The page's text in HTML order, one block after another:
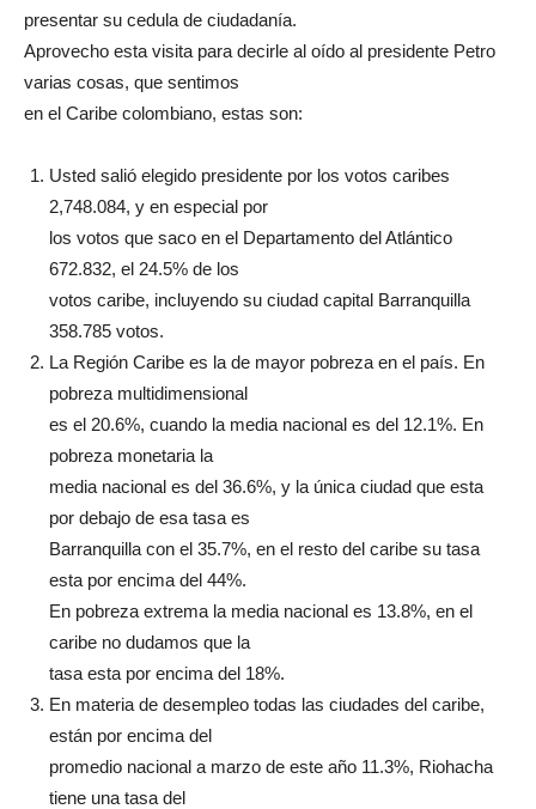
presentar su cedula de ciudadanía.
Aprovecho esta visita para decirle al oído al presidente Petro
varias cosas, que sentimos
en el Caribe colombiano, estas son:
Usted salió elegido presidente por los votos caribes
2,748.084, y en especial por
los votos que saco en el Departamento del Atlántico
672.832, el 24.5% de los
votos caribe, incluyendo su ciudad capital Barranquilla
358.785 votos.
La Región Caribe es la de mayor pobreza en el país. En
pobreza multidimensional
es el 20.6%, cuando la media nacional es del 12.1%. En
pobreza monetaria la
media nacional es del 36.6%, y la única ciudad que esta
por debajo de esa tasa es
Barranquilla con el 35.7%, en el resto del caribe su tasa
esta por encima del 44%.
En pobreza extrema la media nacional es 13.8%, en el
caribe no dudamos que la
tasa esta por encima del 18%.
En materia de desempleo todas las ciudades del caribe,
están por encima del
promedio nacional a marzo de este año 11.3%, Riohacha
tiene una tasa del